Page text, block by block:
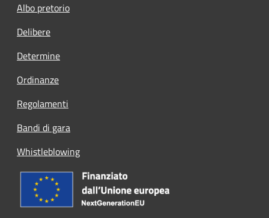
Albo pretorio
Delibere
Determine
Ordinanze
Regolamenti
Bandi di gara
Whistleblowing